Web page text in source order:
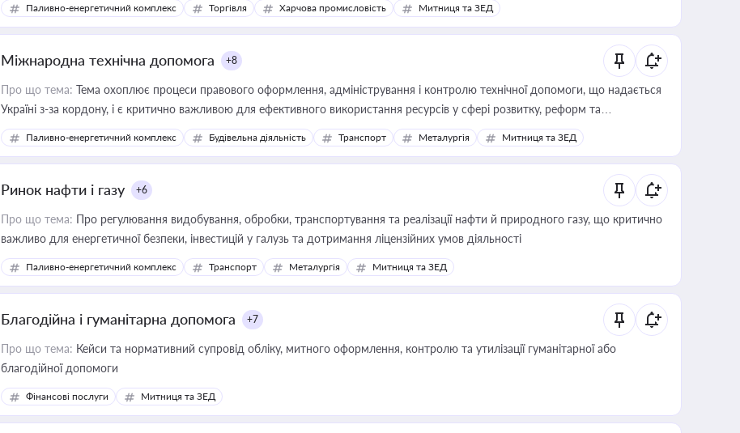
Паливно-енергетичний комплекс Торгівля Харчова промисловість Митниця та ЗЕД
Міжнародна технічна допомога +8
Про що тема: Тема охоплює процеси правового оформлення, адміністрування і контролю технічної допомоги, що надається
Україні з-за кордону, і є критично важливою для ефективного використання ресурсів у сфері розвитку, реформ та
інфраструктурних проєктів
Паливно-енергетичний комплекс Будівельна діяльність Транспорт Металургія Митниця та ЗЕД
Ринок нафти і газу +6
Про що тема: Про регулювання видобування, обробки, транспортування та реалізації нафти й природного газу, що критично
важливо для енергетичної безпеки, інвестицій у галузь та дотримання ліцензійних умов діяльності
Паливно-енергетичний комплекс Транспорт Металургія Митниця та ЗЕД
Благодійна і гуманітарна допомога +7
Про що тема: Кейси та нормативний супровід обліку, митного оформлення, контролю та утилізації гуманітарної або
благодійної допомоги
Фінансові послуги Митниця та ЗЕД